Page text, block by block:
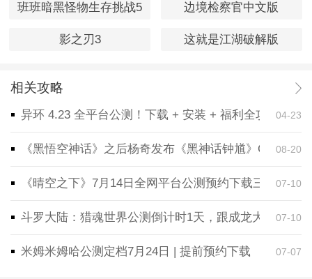
班班暗黑怪物生存挑战5 边境检察官中文版
影之刃3 这就是江湖破解版
相关攻略
异环 4.23 全平台公测！下载 + 安装 + 福利全攻略，一
04-23
《黑悟空神话》之后杨奇发布《黑神话钟馗》CG！预
08-20
《晴空之下》7月14日全网平台公测预约下载三端同步
07-10
斗罗大陆：猎魂世界公测倒计时1天，跟成龙大哥一起
07-10
米姆米姆哈公测定档7月24日 | 提前预约下载 07-07